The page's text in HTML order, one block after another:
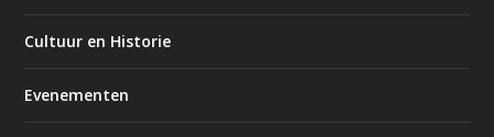
Cultuur en Historie
Evenementen